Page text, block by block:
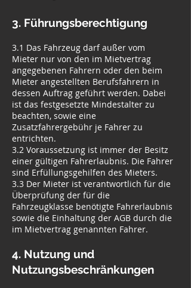
3. Führungsberechtigung
3.1 Das Fahrzeug darf außer vom
Mieter nur von den im Mietvertrag
angegebenen Fahrern oder den beim
Mieter angestellten Berufsfahrern in
dessen Auftrag geführt werden. Dabei
ist das festgesetzte Mindestalter zu
beachten, sowie eine
Zusatzfahrergebühr je Fahrer zu
entrichten.
3.2 Voraussetzung ist immer der Besitz
einer gültigen Fahrerlaubnis. Die Fahrer
sind Erfüllungsgehilfen des Mieters.
3.3 Der Mieter ist verantwortlich für die
Überprüfung der für die
Fahrzeugklasse benötigte Fahrerlaubnis
sowie die Einhaltung der AGB durch die
im Mietvertrag genannten Fahrer.
4. Nutzung und
Nutzungsbeschränkungen